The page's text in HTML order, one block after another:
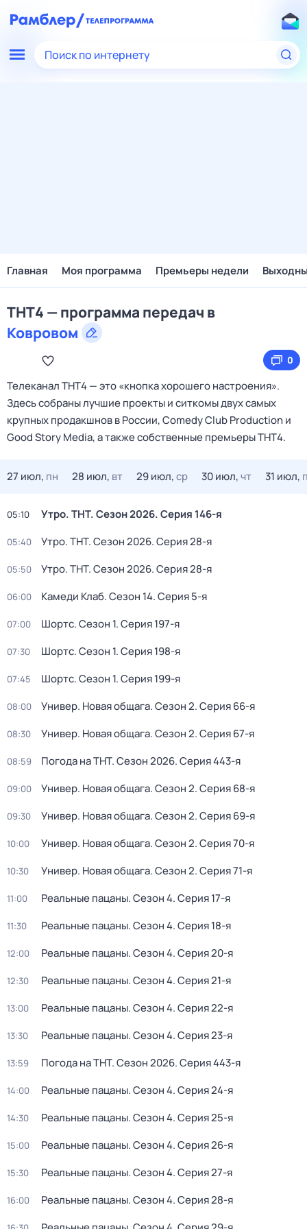
Поиск по интернету
Главная Моя программа Премьеры недели
ТНТ4 — программа передач в
Ковровом
0
Телеканал ТНТ4 — это «кнопка хорошего настроения».
Здесь собраны лучшие проекты и ситкомы двух самых
крупных продакшнов в России, Comedy Club Production и
Good Story Media, а также собственные премьеры ТНТ4.
27 июл, пн 28 июл, вт 29 июл,ср 30 июл,чт 31 июл,
05:10 Утро. ТНТ. Сезон 2026. Серия 146-я
05:40 Утро. ТНТ. Сезон 2026. Серия 28-я
05:50 Утро. ТНТ. Сезон 2026. Серия 28-я
06:00 Камеди Клаб. Сезон 14. Серия 5-я
07:00 Шортс. Сезон 1. Серия 197-я
07:30 Шортс. Сезон 1. Серия 198-я
07:45 Шортс. Сезон 1. Серия 199-я
08:00 Универ. Новая общага. Сезон 2. Серия 66-я
08:30 Универ. Новая общага. Сезон 2. Серия 67-я
08:59 Погода на ТНТ. Сезон 2026. Серия 443-я
09:00 Универ. Новая общага. Сезон 2. Серия 68-я
09:30 Универ. Новая общага. Сезон 2. Серия 69-я
10:00 Универ. Новая общага. Сезон 2. Серия 70-я
10:30 Универ. Новая общага. Сезон 2. Серия 71-я
11:00 Реальные пацаны. Сезон 4. Серия 17-я
11:30 Реальные пацаны. Сезон 4. Серия 18-я
12:00 Реальные пацаны. Сезон 4. Серия 20-я
12:30 Реальные пацаны. Сезон 4. Серия 21-я
13:00 Реальные пацаны. Сезон 4. Серия 22-я
13:30 Реальные пацаны. Сезон 4. Серия 23-я
13:59 Погода на ТНТ. Сезон 2026. Серия 443-я
14:00 Реальные пацаны. Сезон 4. Серия 24-я
14:30 Реальные пацаны. Сезон 4. Серия 25-я
15:00 Реальные пацаны. Сезон 4. Серия 26-я
15:30 Реальные пацаны. Сезон 4. Серия 27-я
16:00 Реальные пацаны. Сезон 4. Серия 28-я